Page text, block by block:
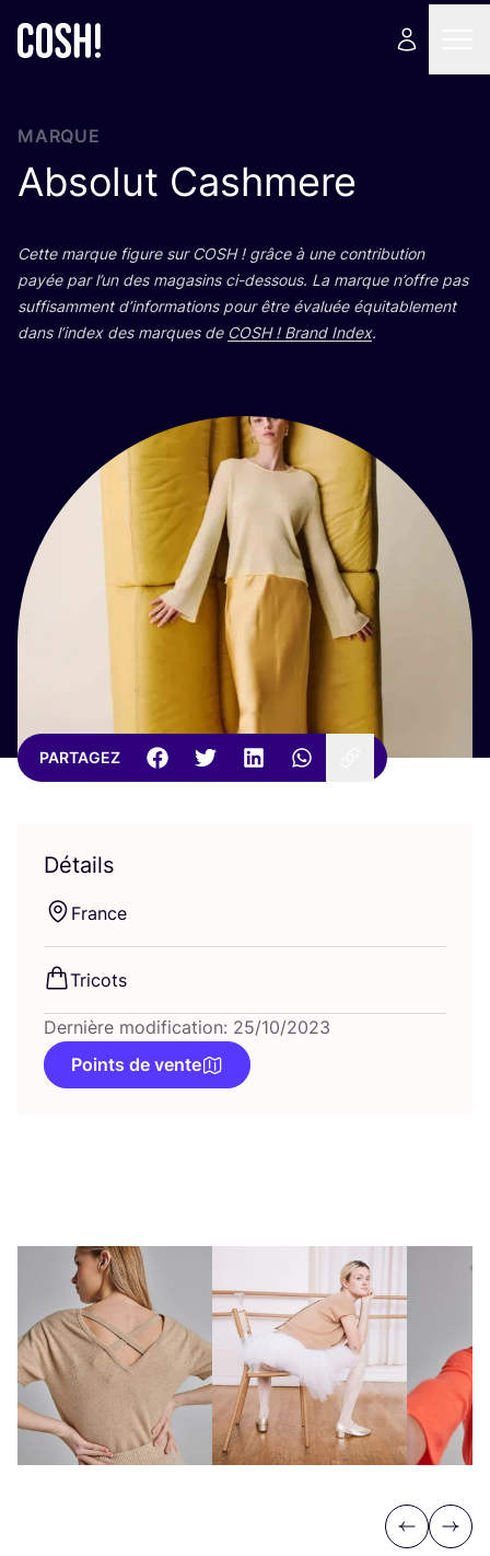
MARQUE
Absolut Cashmere
Cette marque figure sur COSH! grâce à une contri­bu­tion
payée par l’un des maga­sins ci-des­sous. La marque n’offre pas
suf­fi­sam­ment d’in­for­ma­tions pour être éva­luée équi­ta­ble­ment
dans l’in­dex des marques de COSH! Brand Index.
PARTAGEZ
Détails
France
Tri­cots
Dernière modification: 25/10/2023
Points de vente
Previous
Next